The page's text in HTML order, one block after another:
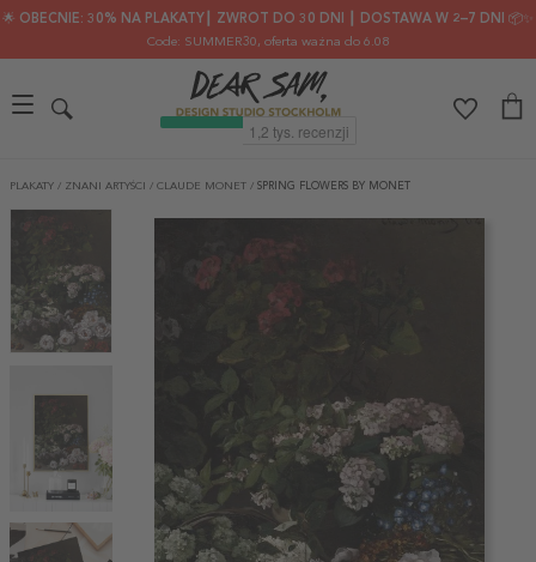
🌟 OBECNIE: 30% NA PLAKATY┃ ZWROT DO 30 DNI ┃ DOSTAWA W 2–7 DNI 📦✨
Code: SUMMER30, oferta ważna do 6.08
PLAKATY / ZNANI ARTYŚCI / CLAUDE MONET / SPRING FLOWERS BY MONET